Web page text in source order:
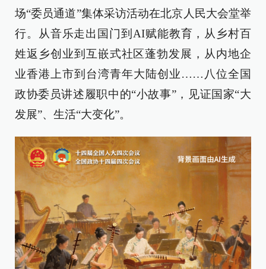
场“委员通道”集体采访活动在北京人民大会堂举
行。从音乐走出国门到AI赋能教育，从乡村百
姓返乡创业到互嵌式社区蓬勃发展，从内地企
业香港上市到台湾青年大陆创业……八位全国
政协委员讲述履职中的“小故事”，见证国家“大
发展”、生活“大变化”。